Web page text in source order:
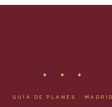
✦ ✦ ✦
GUÍA DE PLANES · MADRID